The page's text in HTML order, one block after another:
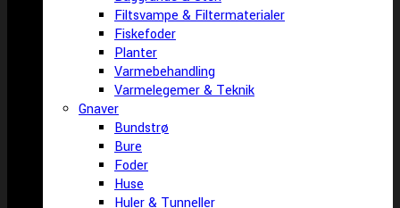
Filtsvampe & Filtermaterialer
Fiskefoder
Planter
Varmebehandling
Varmelegemer & Teknik
Gnaver
Bundstrø
Bure
Foder
Huse
Huler & Tunneller